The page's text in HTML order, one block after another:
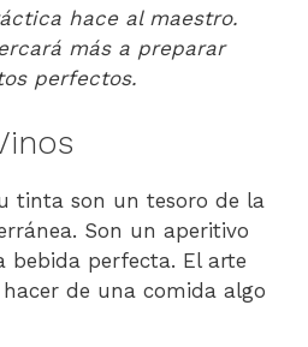
hace al maestro.
más a preparar
perfectos.
tinta son un tesoro de la
Son un aperitivo
bebida perfecta. El arte
de una comida algo